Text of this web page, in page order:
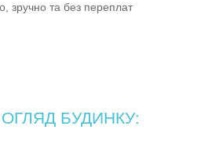
зручно та без переплат
БУДИНКУ: